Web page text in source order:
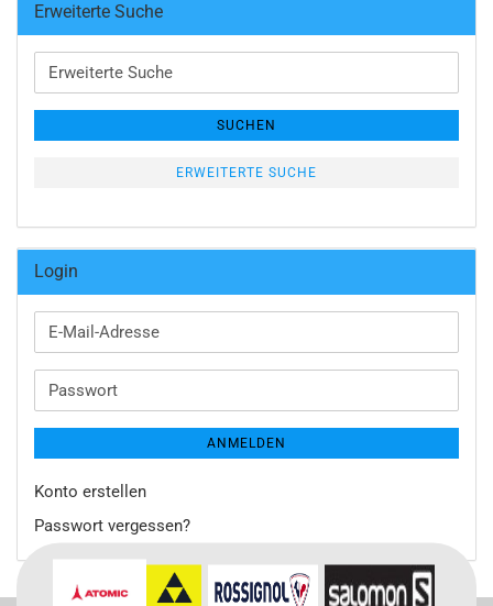
Erweiterte Suche
Erweiterte
Suche
SUCHEN
ERWEITERTE SUCHE
Login
E-
Mail-
Passwort
ANMELDEN
Konto erstellen
Passwort vergessen?